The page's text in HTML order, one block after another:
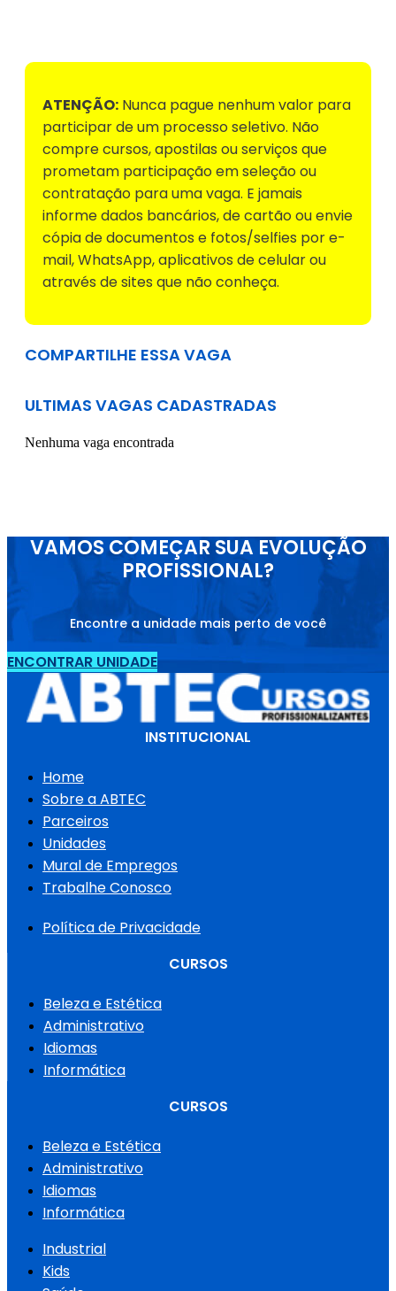
ATENÇÃO: Nunca pague nenhum valor para
participar de um processo seletivo. Não
compre cursos, apostilas ou serviços que
prometam participação em seleção ou
contratação para uma vaga. E jamais
informe dados bancários, de cartão ou envie
cópia de documentos e fotos/selfies por e-
mail, WhatsApp, aplicativos de celular ou
através de sites que não conheça.
COMPARTILHE ESSA VAGA
ULTIMAS VAGAS CADASTRADAS
Nenhuma vaga encontrada
VAMOS COMEÇAR SUA EVOLUÇÃO
PROFISSIONAL?
Encontre a unidade mais perto de você
ENCONTRAR UNIDADE
INSTITUCIONAL
Home
Sobre a ABTEC
Parceiros
Unidades
Mural de Empregos
Trabalhe Conosco
Política de Privacidade
CURSOS
Beleza e Estética
Administrativo
Idiomas
Informática
CURSOS
Beleza e Estética
Administrativo
Idiomas
Informática
Industrial
Kids